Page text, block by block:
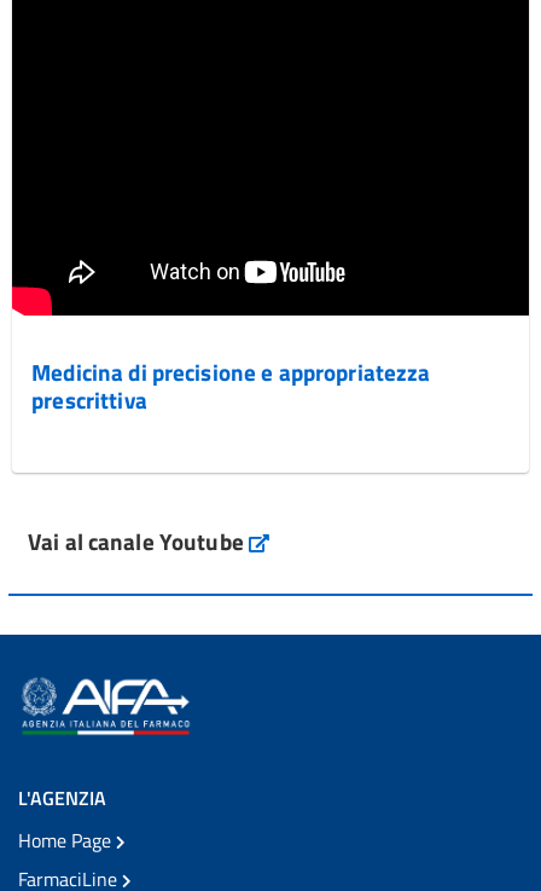
Medicina di precisione e appropriatezza
prescrittiva
Vai al canale Youtube
L'AGENZIA
Home Page
FarmaciLine